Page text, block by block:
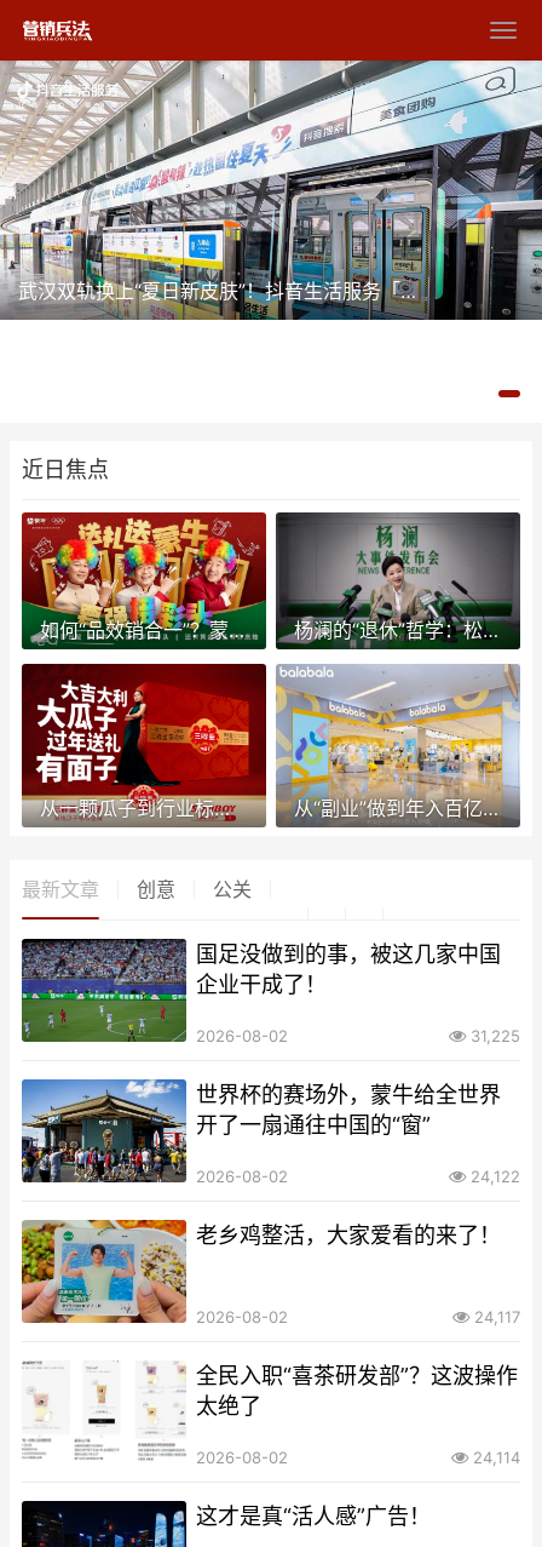
武汉双轨换上“夏日新皮肤”！抖音生活服务「就爱这么过夏天」点亮光谷
近日焦点
如何“品效销合一”？蒙牛用“接彩头”给出答案 杨澜的“退休”哲学：松弛不是躺平，是让日常更加鲜活
从一颗瓜子到行业标杆，三胖蛋凭什么稳坐“高端瓜子”市场头把交椅？ 从“副业”做到年入百亿！这个温州童装老板凭什么赚大钱？
最新文章 创意 公关
国足没做到的事，被这几家中国
企业干成了！
2026-08-02 31,225
世界杯的赛场外，蒙牛给全世界
开了一扇通往中国的“窗”
2026-08-02 24,122
老乡鸡整活，大家爱看的来了！
2026-08-02 24,117
全民入职“喜茶研发部”？这波操作
太绝了
2026-08-02 24,114
这才是真“活人感”广告！